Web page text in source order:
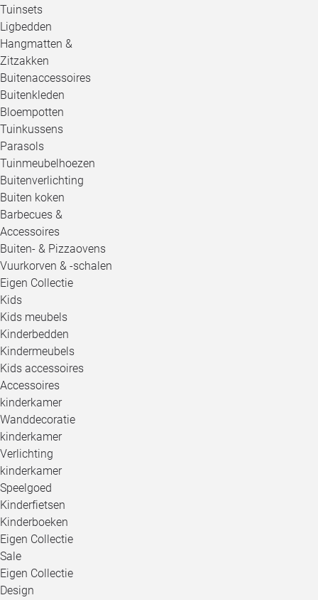
Tuinsets
Ligbedden
Hangmatten &
Zitzakken
Buitenaccessoires
Buitenkleden
Bloempotten
Tuinkussens
Parasols
Tuinmeubelhoezen
Buitenverlichting
Buiten koken
Barbecues &
Accessoires
Buiten- & Pizzaovens
Vuurkorven & -schalen
Eigen Collectie
Kids
Kids meubels
Kinderbedden
Kindermeubels
Kids accessoires
Accessoires
kinderkamer
Wanddecoratie
kinderkamer
Verlichting
kinderkamer
Speelgoed
Kinderfietsen
Kinderboeken
Eigen Collectie
Sale
Eigen Collectie
Design